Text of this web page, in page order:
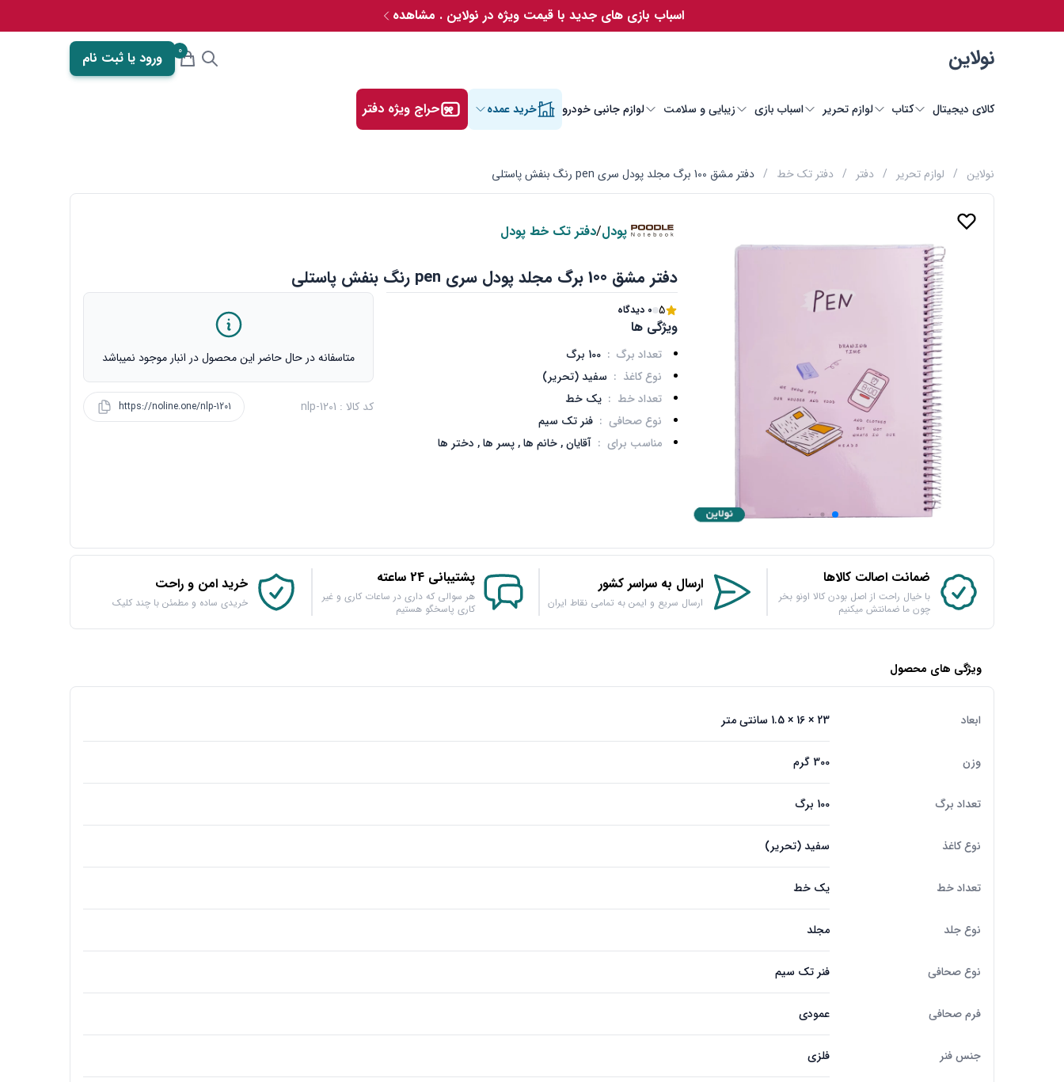
اسباب بازی های جدید با قیمت ویژه در نولاین . مشاهده
نولاین
کالای دیجیتال کتاب لوازم تحریر اسباب بازی زیبایی و سلامت لوازم جانبی خودرو خرید عمده حراج ویژه دفتر
0 ورود یا ثبت نام
نولاین / لوازم تحریر / دفتر / دفتر تک خط / دفتر مشق 100 برگ مجلد پودل سری pen رنگ بنفش پاستلی
پودل/دفتر تک خط پودل
دفتر مشق 100 برگ مجلد پودل سری pen رنگ بنفش پاستلی
5 0 دیدگاه
ویژگی ها
تعداد برگ : 100 برگ
نوع کاغذ : سفید (تحریر)
تعداد خط : یک خط
نوع صحافی : فنر تک سیم
مناسب برای : آقایان ,خانم ها ,پسر ها , دختر ها
متاسفانه در حال حاضر این محصول در انبار موجود نمیباشد
کد کالا : nlp-1201 https://noline.one/nlp-1201
ضمانت اصالت کالاها
با خیال راحت از اصل بودن کالا اونو بخر
چون ما ضمانتش میکنیم
ارسال به سراسر کشور
ارسال سریع و ایمن به تمامی نقاط ایران
پشتیبانی 24 ساعته
هر سوالی که داری در ساعات کاری و غیر
کاری پاسخگو هستیم
خرید امن و راحت
خریدی ساده و مطمئن با چند کلیک
ویژگی های محصول
ابعاد 23 × 16 × 1.5 سانتی متر
وزن 300 گرم
تعداد برگ 100 برگ
نوع کاغذ سفید (تحریر)
تعداد خط یک خط
نوع جلد مجلد
نوع صحافی فنر تک سیم
فرم صحافی عمودی
جنس فنر فلزی